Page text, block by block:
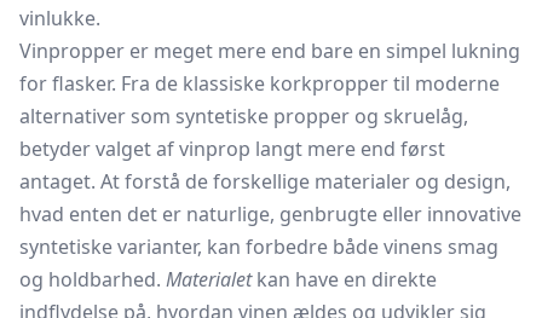
vinlukke.
Vinpropper er meget mere end bare en simpel lukning
for flasker. Fra de klassiske korkpropper til moderne
alternativer som syntetiske propper og skruelåg,
betyder valget af vinprop langt mere end først
antaget. At forstå de forskellige materialer og design,
hvad enten det er naturlige, genbrugte eller innovative
syntetiske varianter, kan forbedre både vinens smag
og holdbarhed. Materialetkan have en direkte
indflydelse på, hvordan vinen ældes og udvikler sig